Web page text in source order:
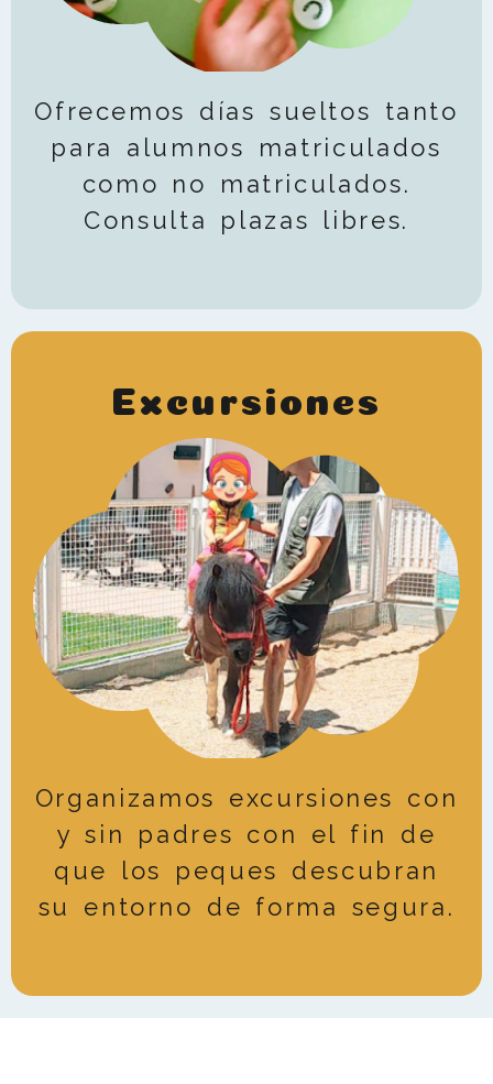
Ofrecemos días sueltos tanto
para alumnos matriculados
como no matriculados.
Consulta plazas libres.
Excursiones
Organizamos excursiones con
y sin padres con el fin de
que los peques descubran
su entorno de forma segura.